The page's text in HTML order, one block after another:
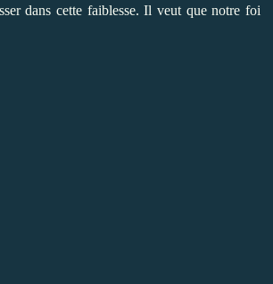
dans cette faiblesse. Il veut que notre foi